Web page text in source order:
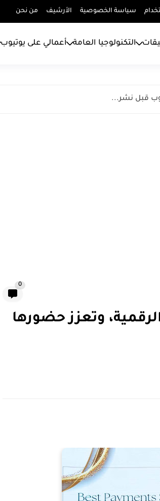
سياسة الخصوصية الأرشيف من نحن
التكنولوجيا العامة أعمالي على يوتيوب
قبل نشر...
0
وتعزز حضورها